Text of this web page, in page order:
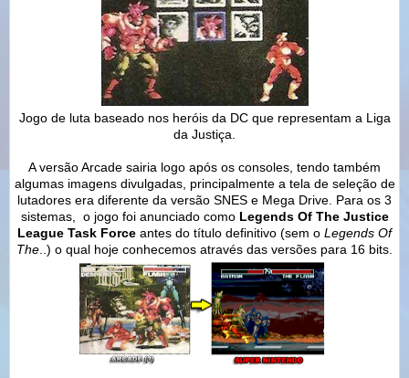
Jogo de luta baseado nos heróis da DC que representam a Liga
da Justiça.
A versão Arcade sairia logo após os consoles, tendo também
algumas imagens divulgadas, principalmente a tela de seleção de
lutadores era diferente da versão SNES e Mega Drive. Para os 3
sistemas, o jogo foi anunciado como Legends Of The Justice
League Task Force antes do título definitivo (sem o Legends Of
The ..) o qual hoje conhecemos através das versões para 16 bits.